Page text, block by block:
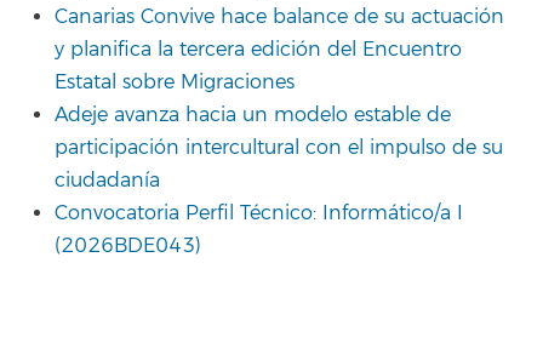
Canarias Convive hace balance de su actuación
y planifica la tercera edición del Encuentro
Estatal sobre Migraciones
Adeje avanza hacia un modelo estable de
participación intercultural con el impulso de su
ciudadanía
Convocatoria Perfil Técnico: Informático/a I
(2026BDE043)